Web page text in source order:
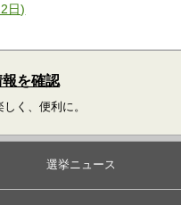
日)
を確認
く、便利に。
選挙ニュース